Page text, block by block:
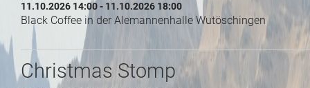
11.10.2026 14:00 - 11.10.2026 18:00
Black Coffee in der Alemannenhalle Wutöschingen
Christmas Stomp